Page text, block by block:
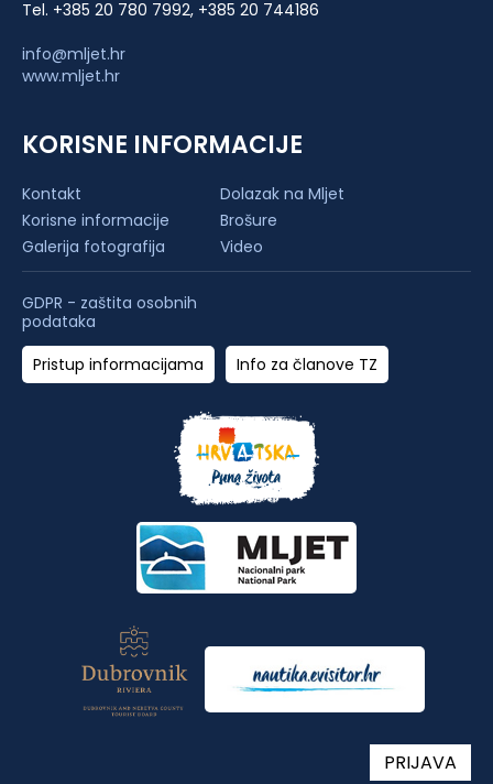
Tel. +385 20 780 7992, +385 20 744186
info@mljet.hr
www.mljet.hr
KORISNE INFORMACIJE
Kontakt
Dolazak na Mljet
Korisne informacije
Brošure
Galerija fotografija
Video
GDPR - zaštita osobnih
podataka
Pristup informacijama
Info za članove TZ
PRIJAVA